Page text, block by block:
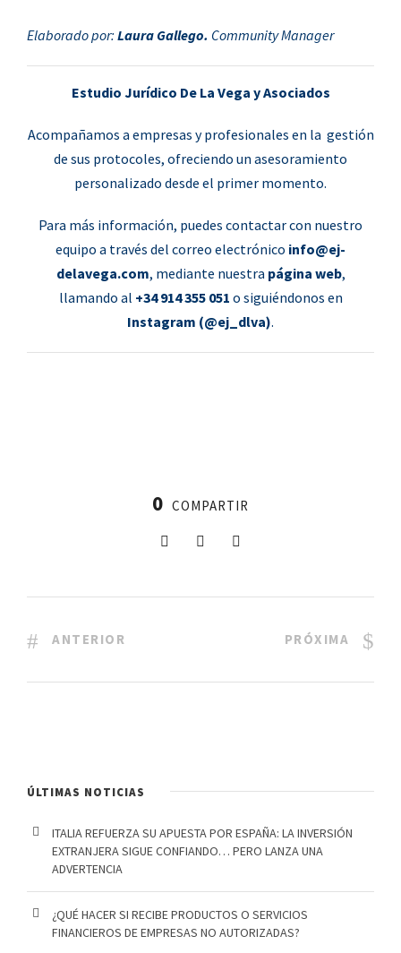
Elaborado por: Laura Gallego. Community Manager
Estudio Jurídico De La Vega y Asociados
Acompañamos a empresas y profesionales en la gestión
de sus protocoles, ofreciendo un asesoramiento
personalizado desde el primer momento.
Para más información, puedes contactar con nuestro
equipo a través del correo electrónico info@ej-
delavega.com, mediante nuestra página web,
llamando al +34 914 355 051 o siguiéndonos en
Instagram (@ej_dlva).
0 COMPARTIR
ANTERIOR PRÓXIMA
ÚLTIMAS NOTICIAS
ITALIA REFUERZA SU APUESTA POR ESPAÑA: LA INVERSIÓN
EXTRANJERA SIGUE CONFIANDO… PERO LANZA UNA
ADVERTENCIA
¿QUÉ HACER SI RECIBE PRODUCTOS O SERVICIOS
FINANCIEROS DE EMPRESAS NO AUTORIZADAS?